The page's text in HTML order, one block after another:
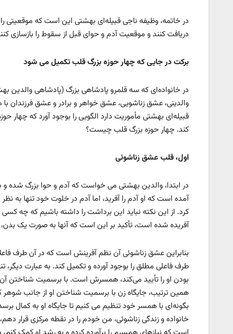
در خاتمه، وظیفه ناجی قبیله‌ای بهشتی این است که موقعیتی
دریافت کنند و موقعیت آدم و حوای قبل از سقوط را بازسازی
برکت در جایی که چهار حوزه بزرگ قلب تکمیل می شود
در خانواده‌ای که سه قلمرو پادشاهی بزرگ (پادشاهی والدین
والدینی، عشق زناشویی، عشق خواهر و برادر و عشق فرزندان
قبیله‌ای بهشتی مأموریت دارد الگویی را بوجود آورد که چهار
کند. چهار حوزه بزرگ قلب چیست؟
اول، قلب عشق زناشوئی
در ابتدا، والدین بهشتی می خواست که آدم و حوا بزرگ شده
آمده است که او آدم را آفرید، اما آدم در خلوت خود تنها به
کرد. از این نکته نباید این برداشت را داشته باشیم که چه
آفریده شده است، تأکید بر این است که آنها به صورت یک
بنابراین عشق زناشوئی آن نظم آفرینش است که در آن طرف
طرف فاعلی مطلق را بوجود آورده و تکمیل کند. به عبارت
بودن او را تأیید می‌کند، همسرش است. با برسمیت شناختن
همین ترتیب، جایگاه زن با برسمیت شناختن او از جانب
بگونه‌ای با همسر خود تنظیم می کنیم تا جایگاه او به کمال
خانواده و زندگی زناشوئی، من خودم را در نقطه مرکزی قرار